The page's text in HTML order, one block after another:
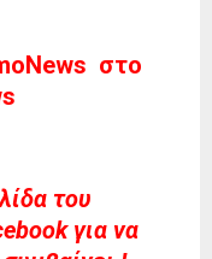
στο
του
για να